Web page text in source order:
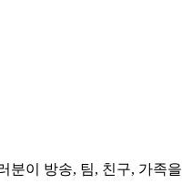
이 방송, 팀, 친구, 가족